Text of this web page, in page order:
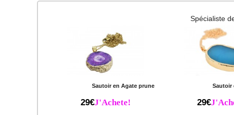
Spécialiste
Sautoir en Agate prune
29€J'Achete!
Sautoir
29€